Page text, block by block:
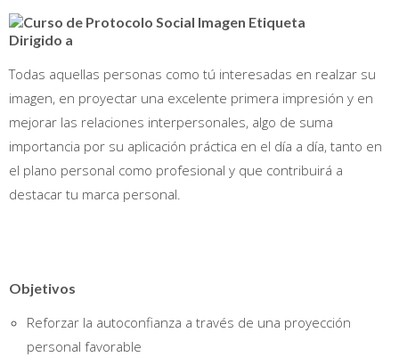
Dirigido a
Todas aquellas personas como tú interesadas en realzar su
imagen, en proyectar una excelente primera impresión y en
mejorar las relaciones interpersonales, algo de suma
importancia por su aplicación práctica en el día a día, tanto en
el plano personal como profesional y que contribuirá a
destacar tu marca personal.
Objetivos
Reforzar la autoconfianza a través de una proyección
personal favorable